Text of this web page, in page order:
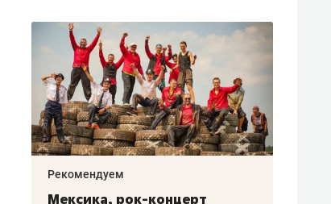
Рекомендуем
Мексика, рок-концерт